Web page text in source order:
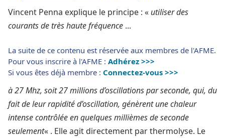
Vincent Penna explique le principe : « utiliser des
courants de très haute fréquence ...
La suite de ce contenu est réservée aux membres de l'AFME.
Pour vous inscrire à l'AFME : Adhérez >>>
Si vous êtes déjà membre : Connectez-vous >>>
à 27 Mhz, soit 27 millions d’oscillations par seconde, qui, du
fait de leur rapidité d’oscillation, génèrent une chaleur
intense contrôlée en quelques millièmes de seconde
seulement« . Elle agit directement par thermolyse. Le